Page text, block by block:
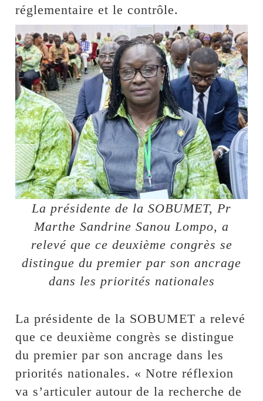
réglementaire et le contrôle.
La présidente de la SOBUMET, Pr
Marthe Sandrine Sanou Lompo, a
relevé que ce deuxième congrès se
distingue du premier par son ancrage
dans les priorités nationales
La présidente de la SOBUMET a relevé
que ce deuxième congrès se distingue
du premier par son ancrage dans les
priorités nationales. « Notre réflexion
va s’articuler autour de la recherche de